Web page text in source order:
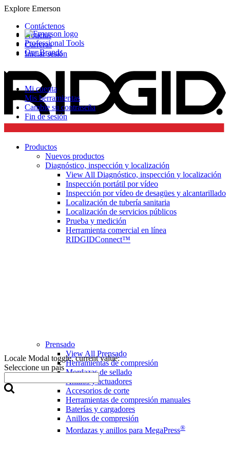
Explore Emerson
Professional Tools
Our Brands
Contáctenos
Noticias
Carreras
Iniciar sesión
Mi cuenta
Mis herramientas
Cambie su contraseña
Fin de sesión
Locale Modal toggle, current value:
Seleccione un país
Productos
Nuevos productos
Diagnóstico, inspección y localización
View All Diagnóstico, inspección y localización
Inspección portátil por vídeo
Inspección por vídeo de desagües y alcantarillado
Localización de tubería sanitaria
Localización de servicios públicos
Prueba y medición
Herramienta comercial en línea
RIDGIDConnect™
Prensado
View All Prensado
Herramientas de compresión
Mordazas de sellado
Anillos y actuadores
Accesorios de corte
Herramientas de compresión manuales
Baterías y cargadores
Anillos de compresión
Mordazas y anillos para MegaPress®